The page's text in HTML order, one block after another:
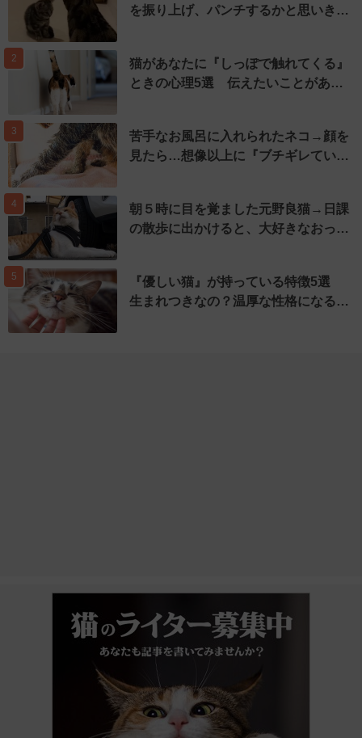
を振り上げ、パンチするかと思いき…
2
猫があなたに『しっぽで触れてくる』
ときの心理5選 伝えたいことがあ…
3
苦手なお風呂に入れられたネコ→顔を
見たら…想像以上に『ブチギレてい…
4
朝５時に目を覚ました元野良猫→日課
の散歩に出かけると、大好きなおっ…
5
『優しい猫』が持っている特徴5選
生まれつきなの？温厚な性格になる…